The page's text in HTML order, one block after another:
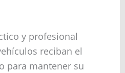
y profesional
reciban el
para mantener su